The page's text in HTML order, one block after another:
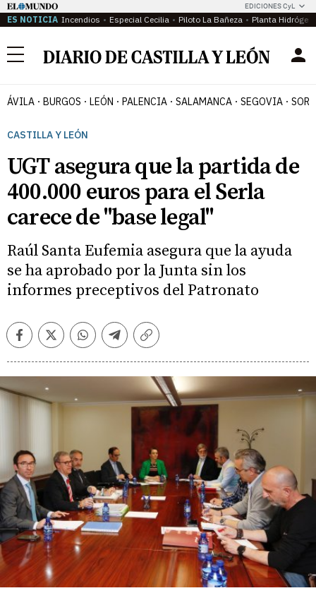
EDICIONES CyL
ES NOTICIA Incendios Especial Cecilia Piloto La Bañeza Planta
Menú
ÁVILA BURGOS LEÓN PALENCIA SALAMANCA SEGOVIA
CASTILLA Y LEÓN
UGT asegura que la partida de
400.000 euros para el Serla
carece de "base legal"
Raúl Santa Eufemia asegura que la ayuda
se ha aprobado por la Junta sin los
informes preceptivos del Patronato
FacebookTwitterWhatsappTelegramCopiar